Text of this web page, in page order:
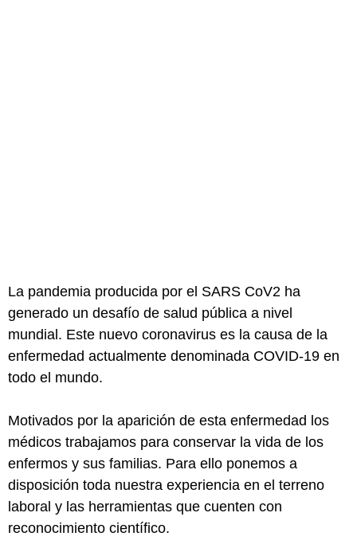
La pandemia producida por el SARS CoV2 ha
generado un desafío de salud pública a nivel
mundial. Este nuevo coronavirus es la causa de la
enfermedad actualmente denominada COVID-19 en
todo el mundo.
Motivados por la aparición de esta enfermedad los
médicos trabajamos para conservar la vida de los
enfermos y sus familias. Para ello ponemos a
disposición toda nuestra experiencia en el terreno
laboral y las herramientas que cuenten con
reconocimiento científico.